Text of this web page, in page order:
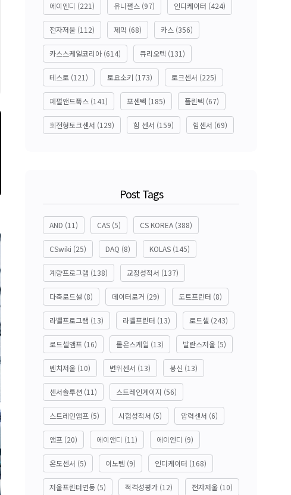
에이엔디 (221) 유니펄스 (97) 인디케이터 (424)
전자저울 (112) 제믹 (68) 카스 (356)
카스스케일코리아(614) 큐리오텍 (131)
테스토 (121) 토요소키 (173) 토크센서 (225)
페펄앤드푹스 (141) 포센텍 (185) 플린텍 (67)
회전형토크센서 (129) 힘 센서 (159) 힘센서 (69)
Post Tags
AND (11) CAS (5) CS KOREA (388)
CSwiki (25) DAQ (8) KOLAS (145)
계량프로그램 (138) 교정성적서 (137)
다축로드셀 (8) 데이터로거 (29) 도트프린터 (8)
라벨프로그램 (13) 라벨프린터 (13) 로드셀 (243)
로드셀앰프 (16) 롤온스케일 (13) 발란스저울 (5)
벤치저울 (10) 변위센서 (13) 봉신 (13)
센서솔루션 (11) 스트레인게이지 (56)
스트레인앰프 (5) 시험성적서 (5) 압력센서 (6)
앰프 (20) 에이앤디 (11) 에이엔디 (9)
온도센서 (5) 이노템 (9) 인디케이터 (168)
저울프린터연동 (5) 적격성평가 (12) 전자저울 (10)